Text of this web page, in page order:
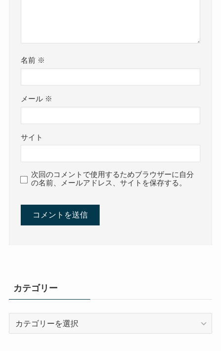
名前 ※
メール ※
サイト
次回のコメントで使用するためブラウザーに自分
の名前、メールアドレス、サイトを保存する。
カテゴリー